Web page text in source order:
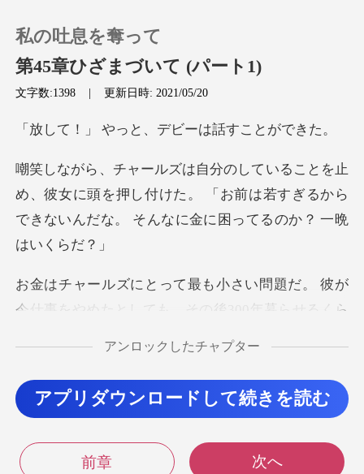
チャージ
閲覧履歴
私の吐息を奪って
第45章ひざまづいて (パート1)
文字数:1398 |更新日時: 2021/05/20
っと、デビーは話
彼女に頭を押し付けた。 「お前は若すぎるから
できない
。 彼が
今仕事をやめたとしても、その後3
らないようにし
もので、一瞬にし
アンロックしたチャプター
アプリダウンロードして続きを読む
前章 次へ